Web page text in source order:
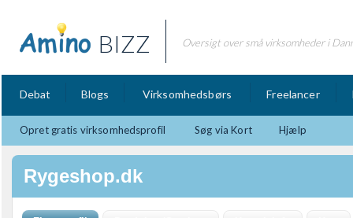
BIZZ Oversigt over små virksomheder i
Debat Blogs Virksomhedsbørs Freelancer
Opret gratis virksomhedsprofil Søg via Kort Hjælp
Rygeshop.dk